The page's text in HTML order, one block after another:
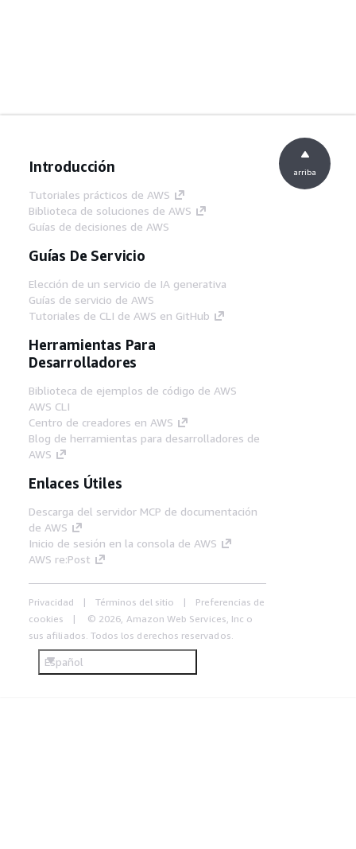
Introducción
Tutoriales prácticos de AWS
Biblioteca de soluciones de AWS
Guías de decisiones de AWS
Guías De Servicio
Elección de un servicio de IA generativa
Guías de servicio de AWS
Tutoriales de CLI de AWS en GitHub
Herramientas Para
Desarrolladores
Biblioteca de ejemplos de código de AWS
AWS CLI
Centro de creadores en AWS
Blog de herramientas para desarrolladores de
AWS
Enlaces Útiles
Descarga del servidor MCP de documentación
de AWS
Inicio de sesión en la consola de AWS
AWS re:Post
Privacidad Términos del sitio
Preferencias de
cookies
© 2026, Amazon Web Services, Inc o
sus afiliados. Todos los derechos reservados.
Español
arriba